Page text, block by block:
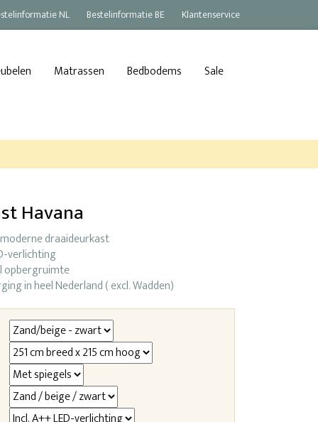
NL Bestelinformatie BE Klantenservice
Matrassen Bedbodems Sale
Havana
draaideurkast
verlichting
opbergruimte
in heel Nederland ( excl. Wadden)